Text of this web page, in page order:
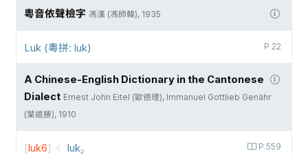
粵音依聲檢字 馮漢 (馮師韓), 1935
P.22
Luk (粵拼: luk)
A Chinese-English Dictionary in the Cantonese
Dialect Ernest John Eitel (歐德理), Immanuel Gottlieb Genähr
(葉道勝), 1910
P.559
[luk6] luk꜇